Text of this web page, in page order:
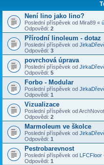
Není lino jako lino?
Poslední příspěvek od Mira89 «
Odpovědi: 2
Přírodní linoleum - dotaz
Poslední příspěvek od
Odpovědi: 3
povrchová úprava
Poslední příspěvek od
Odpovědi: 5
Forbo - Modular
Poslední příspěvek od
Odpovědi: 1
Vizualizace
Poslední příspěvek od
Odpovědi: 2
Marmoleum ve školce
Poslední příspěvek od
Odpovědi: 1
Pestrobarevnost
Poslední příspěvek od LFCFloor
Odpovědi: 1